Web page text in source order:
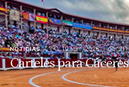
NOTICIAS 19 abril, 2026 211
Carteles para Cáceres